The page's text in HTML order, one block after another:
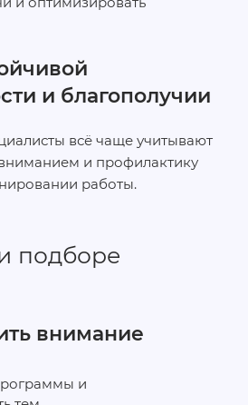
и благополучии
всё чаще учитывают
и профилактику
работы.
подборе
внимание
и